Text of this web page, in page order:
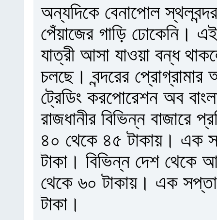
অন্যদিকে বেনাপোল
পেঁয়াজের গাড়ি ঢোকেনি।
যাত্রী আসা যাওয়া বন্ধ
চলছে। বন্দরের
ট্রেডিং করপোরেশন অব
রাজধানীর বিভিন্ন বাজারে
৪০ থেকে ৪৫ টাকায়। এক
টাকা। বিভিন্ন দেশ থেকে
থেকে ৬০ টাকায়। এক
টাকা।